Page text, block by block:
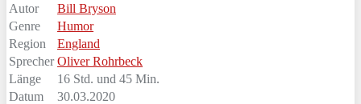
Autor
Bill Bryson
Genre
Humor
Region
England
Sprecher Oliver Rohrbeck
Länge
16 Std. und 45 Min.
Datum
30.03.2020